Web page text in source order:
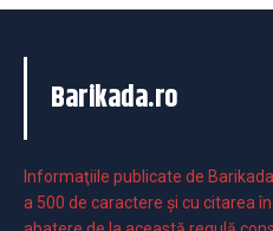
Barikada.ro
Informaţiile publicate de
a 500 de caractere şi cu citarea